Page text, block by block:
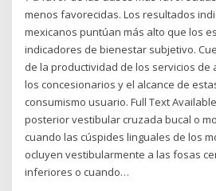
menos favorecidas. Los resultados
mexicanos puntúan más alto que los
indicadores de bienestar subjetivo.
de la productividad de los servicios de
los concesionarios y el alcance de
consumismo usuario. Full Text
posterior vestibular cruzada bucal o
cuando las cúspides linguales de los
ocluyen vestibularmente a las fosas
inferiores o cuando…